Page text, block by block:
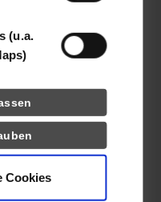
(u.a.
Cookies